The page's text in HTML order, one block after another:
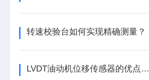
转速校验台如何实现精确测量？
LVDT油动机位移传感器的优点分别有这几点